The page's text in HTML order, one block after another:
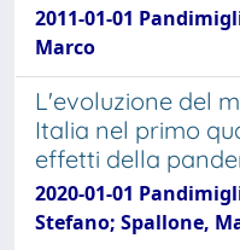
2011-01-01
Marco
L'evoluzione del
Italia nel primo
effetti della
2020-01-01
Stefano; Spallone,